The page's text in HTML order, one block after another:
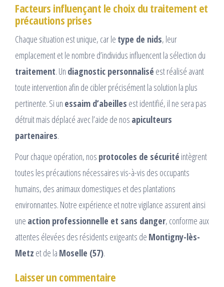
Facteurs influençant le choix du traitement et
précautions prises
Chaque situation est unique, car le type de nids, leur
emplacement et le nombre d’individus influencent la sélection du
traitement. Un diagnostic personnalisé est réalisé avant
toute intervention afin de cibler précisément la solution la plus
pertinente. Si un essaim d’abeilles est identifié, il ne sera pas
détruit mais déplacé avec l’aide de nos apiculteurs
partenaires.
Pour chaque opération, nos protocoles de sécurité intègrent
toutes les précautions nécessaires vis-à-vis des occupants
humains, des animaux domestiques et des plantations
environnantes. Notre expérience et notre vigilance assurent ainsi
une action professionnelle et sans danger, conforme aux
attentes élevées des résidents exigeants de Montigny-lès-
Metz et de la Moselle (57).
Laisser un commentaire